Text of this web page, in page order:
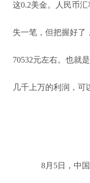
这0.2美金。人民币
失一笔，但把握好了
70532元左右。也就
几千上万的利润，可
8月5日，中